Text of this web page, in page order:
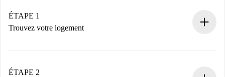
ÉTAPE 1
Trouvez votre logement
Vous disposez à l’avance de toutes les informations
ÉTAPE 2